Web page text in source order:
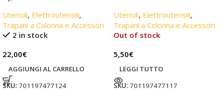
Utensili, Elettroutensili,
Trapani a Colonna e Accessori
2 in stock
22,00€
AGGIUNGI AL CARRELLO
SKU: 701197477124
Utensili, Elettroutensili,
Trapani a Colonna e Accessori
Out of stock
5,50€
LEGGI TUTTO
SKU: 701197477117